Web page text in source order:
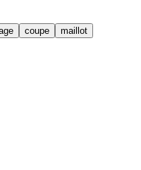
coupe
maillot